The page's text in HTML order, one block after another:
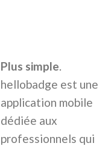
Plus simple.
hellobadge est une
application mobile
dédiée aux
professionnels qui